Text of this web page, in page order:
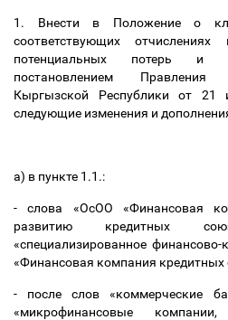
1. Внести в Положение о
соответствующих
потенциальных потерь и
постановлением
Кыргызской Республики от
следующие изменения и
а) в пункте 1.1.:
- слова «ОсОО «Финансовая
развитию кредитных
«специализированное
«Финансовая компания кредитных
- после слов «коммерческие
«микрофинансовые